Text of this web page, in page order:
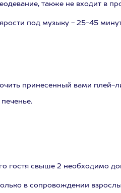
также не входит в
под музыку - 25-45
принесенный вами плей-
гостя свыше 2 необходимо
в сопровождении